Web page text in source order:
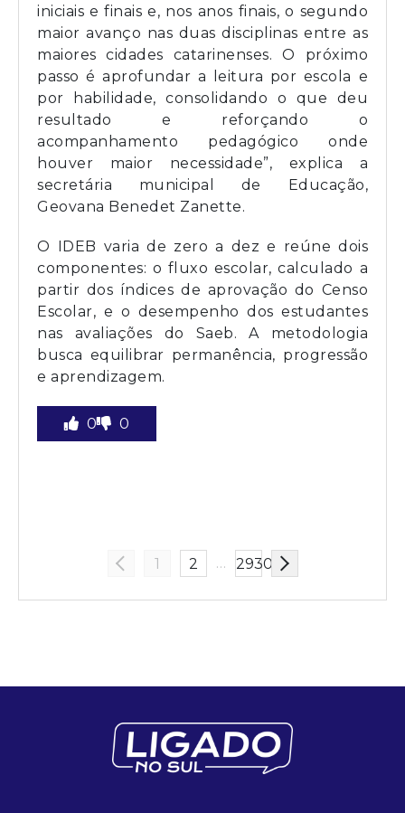
iniciais e finais e, nos anos finais, o segundo
maior avanço nas duas disciplinas entre as
maiores cidades catarinenses. O próximo
passo é aprofundar a leitura por escola e
por habilidade, consolidando o que deu
resultado e reforçando o
acompanhamento pedagógico onde
houver maior necessidade”, explica a
secretária municipal de Educação,
Geovana Benedet Zanette.
O IDEB varia de zero a dez e reúne dois
componentes: o fluxo escolar, calculado a
partir dos índices de aprovação do Censo
Escolar, e o desempenho dos estudantes
nas avaliações do Saeb. A metodologia
busca equilibrar permanência, progressão
e aprendizagem.
0 0
1 2 … 2930